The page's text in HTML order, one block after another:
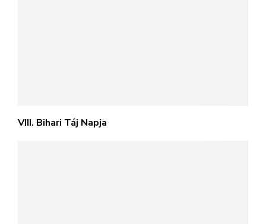
VIII. Bihari Táj Napja